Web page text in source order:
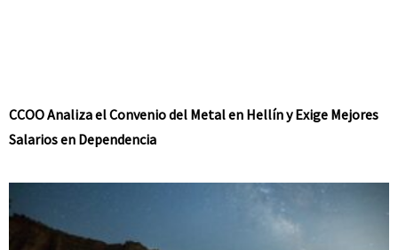
CCOO Analiza el Convenio del Metal en Hellín y Exige Mejores
Salarios en Dependencia